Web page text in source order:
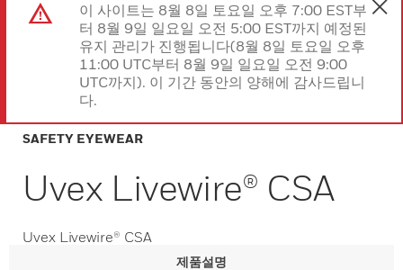
이 사이트는 8월 8일 토요일 오후 7:00 EST부
터 8월 9일 일요일 오전 5:00 EST까지 예정된
유지 관리가 진행됩니다(8월 8일 토요일 오후
11:00 UTC부터 8월 9일 일요일 오전 9:00
UTC까지). 이 기간 동안의 양해에 감사드립니
다.
SAFETY EYEWEAR
Uvex Livewire® CSA
Uvex Livewire® CSA
제품설명